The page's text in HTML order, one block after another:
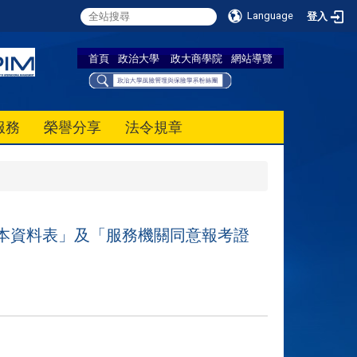
Language 登入
首頁 政治大學 政大商學院 網站導覽
務 榮譽分享 法令規章
資料表」及「服務機關同意報考證